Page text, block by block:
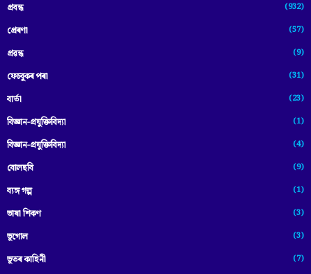
প্ৰবন্ধ (932)
প্ৰেৰণা (57)
প্ৰৱন্ধ (9)
ফেচবুকৰ পৰা (31)
বাৰ্তা (23)
বিজ্ঞান-প্রযুক্তিবিদ্যা (1)
বিজ্ঞান-প্ৰযুক্তিবিদ্যা (4)
বোলছবি (9)
ব্যঙ্গ গল্প (1)
ভাষা শিকণ (3)
ভূগোল (3)
ভূতৰ কাহিনী (7)